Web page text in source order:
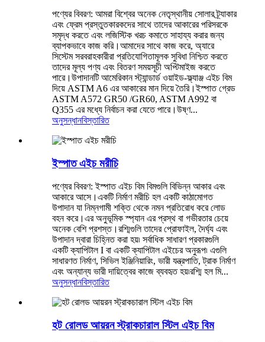
পণ্যের বিবরণ: আমরা বিশ্বের অনেক নেতৃস্থানীয় সোলার ট্র্যাকার
এবং ফ্রেম প্রস্তুতকারকদের সাথে তাদের আকারের পরিসরকে
সমৃদ্ধ করতে এবং লজিস্টিক খরচ কমাতে সাহায্য করার জন্য
ব্যাপকভাবে কাজ করি।আমাদের সাথে কাজ করে, অ্যারে
সিস্টেম সরবরাহকারীরা প্রতিযোগিতামূলক সুবিধা নিশ্চিত করতে
তাদের মূল্য পণ্য এবং বিতরণ সময়সূচী অপ্টিমাইজ করতে
পারে।উপাদানটি আমেরিকান স্ট্যান্ডার্ড ওয়াইড-ফ্ল্যাঞ্জ এইচ বিম
দিয়ে ASTM A6 এর আকারের মান দিয়ে তৈরি।ইস্পাত গ্রেড
ASTM A572 GR50 /GR60, ASTM A992 বা
Q355 এর মধ্যে নির্বাচন করা যেতে পারে।উষ্ণ...
অনুসন্ধানবিস্তারিত
ইস্পাত এইচ মরীচি
পণ্যের বিবরণ: ইস্পাত এইচ বিম বিমগুলি বিভিন্ন আকার এবং
আকারে আসে।একটি নির্মাণ মরীচি হল একটি কাঠামোগত
উপাদান যা নিম্নগামী শক্তি থেকে নমন প্রতিরোধ করে লোড
বহন করে।এর অনুভূমিক স্প্যান এর প্রস্থ বা গভীরতার চেয়ে
অনেক বেশি প্রশস্ত।রশ্মিগুলি তাদের প্রোফাইল, দৈর্ঘ্য এবং
উপাদান দ্বারা চিহ্নিত করা হয়৷ সর্বাধিক সাধারণ প্রকারগুলি
একটি ক্যাপিটাল I বা একটি ক্যাপিটাল এইচের অনুরূপ৷ এগুলি
সাধারণত নির্মাণ, সিভিল ইঞ্জিনিয়ারিং, ভারী যন্ত্রপাতি, ট্রাক নির্মাণ
এবং অন্যান্য ভারী দায়িত্বের কাজে ব্যবহৃত হয়৷রশ্মি হল মি...
অনুসন্ধানবিস্তারিত
হট রোলড আয়রন স্ট্রাকচারাল স্টিল এইচ বিম